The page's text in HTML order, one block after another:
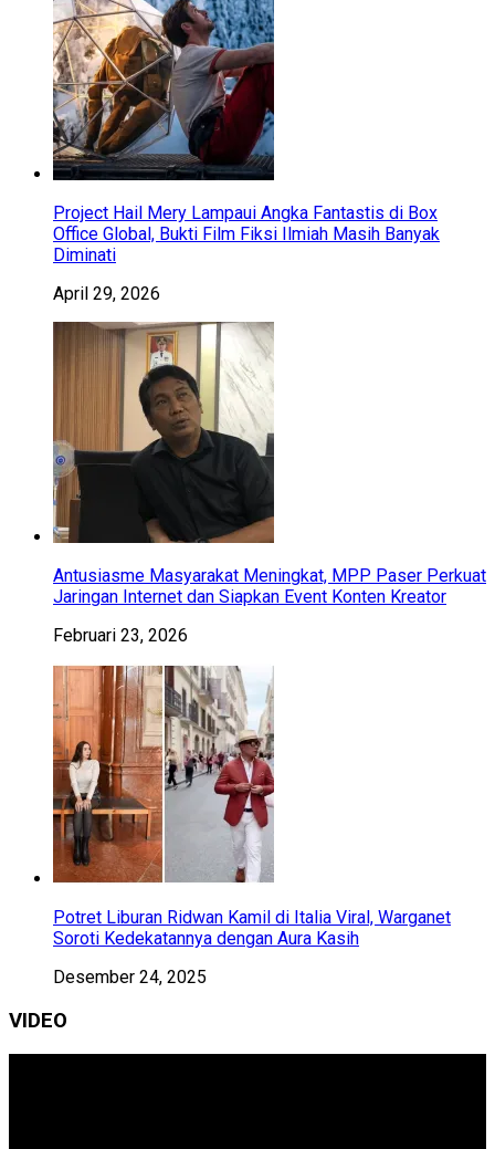
Project Hail Mery Lampaui Angka Fantastis di Box
Office Global, Bukti Film Fiksi Ilmiah Masih Banyak
Diminati
April 29, 2026
Antusiasme Masyarakat Meningkat, MPP Paser Perkuat
Jaringan Internet dan Siapkan Event Konten Kreator
Februari 23, 2026
Potret Liburan Ridwan Kamil di Italia Viral, Warganet
Soroti Kedekatannya dengan Aura Kasih
Desember 24, 2025
VIDEO